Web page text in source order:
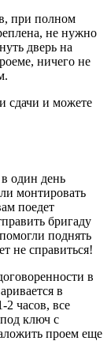
при полном
не нужно
дверь на
ничего не
сдачи и можете
один день
монтировать
поедет
бригаду
поднять
не справиться!
в
в
2 часов, все
ключ с
проем еще